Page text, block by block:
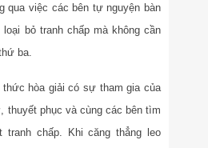
qua việc các bên tự nguyện bàn
loại bỏ tranh chấp mà không cần
ba.
hòa giải có sự tham gia của
thuyết phục và cùng các bên tìm
tranh chấp. Khi căng thẳng leo